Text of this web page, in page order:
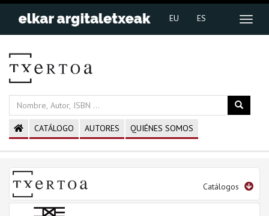
EU ES
CATÁLOGO AUTORES QUIÉNES SOMOS
Catálogos